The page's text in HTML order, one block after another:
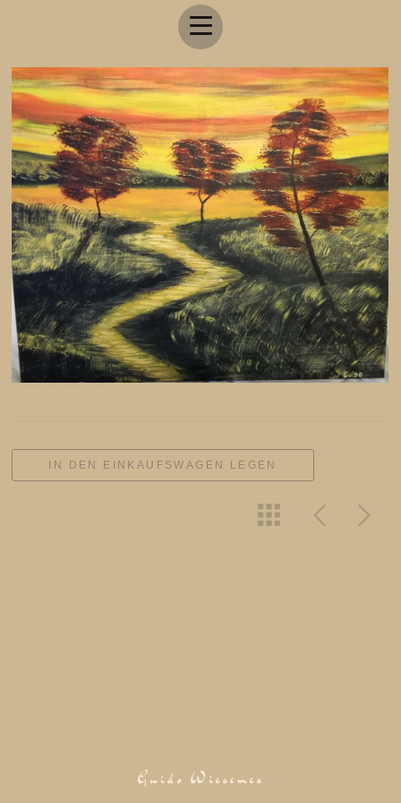
Guido Wiesemes
IN DEN EINKAUFSWAGEN LEGEN